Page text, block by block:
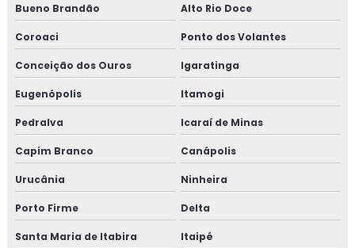
Bueno Brandão Alto Rio Doce
Coroaci Ponto dos Volantes
Conceição dos Ouros Igaratinga
Eugenópolis Itamogi
Pedralva Icaraí de Minas
Capim Branco Canápolis
Urucânia Ninheira
Porto Firme Delta
Santa Maria de Itabira Itaipé